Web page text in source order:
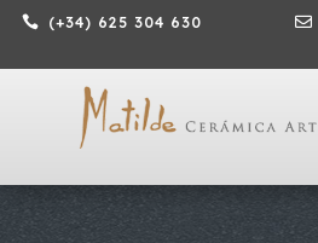
 (+34) 625 304 630 